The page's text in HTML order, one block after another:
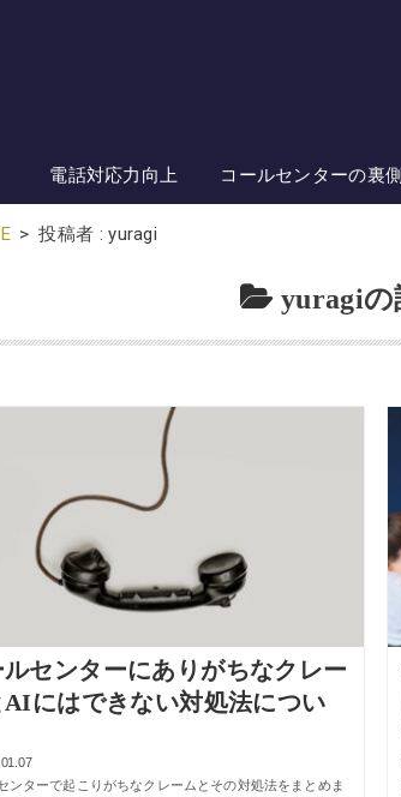
電話対応力向上 コールセンターの裏側
投稿者 : yuragi
yuragi
ルセンターにありがちなクレー
AIにはできない対処法につい
ンターで起こりがちなクレームとその対処法をまとめま